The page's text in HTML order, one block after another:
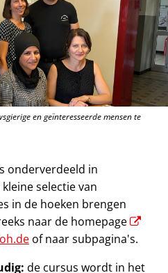
en geïnteresseerde mensen te
onderverdeeld in
selectie van
in de hoeken brengen
naar de homepage
of naar subpagina's.
de cursus wordt in het